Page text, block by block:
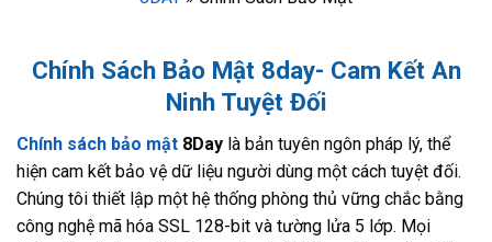
Chính Sách Bảo Mật 8day- Cam Kết An
Ninh Tuyệt Đối
Chính sách bảo mật 8Day là bản tuyên ngôn pháp lý, thể
hiện cam kết bảo vệ dữ liệu người dùng một cách tuyệt đối.
Chúng tôi thiết lập một hệ thống phòng thủ vững chắc bằng
công nghệ mã hóa SSL 128-bit và tường lửa 5 lớp. Mọi